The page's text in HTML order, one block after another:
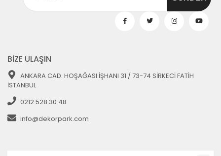
BİZE ULAŞIN
ANKARA CAD. HOŞAĞASI İŞHANI 31 / 73-74 SİRKECİ FATİH
İSTANBUL
0212 528 30 48
info@dekorpark.com